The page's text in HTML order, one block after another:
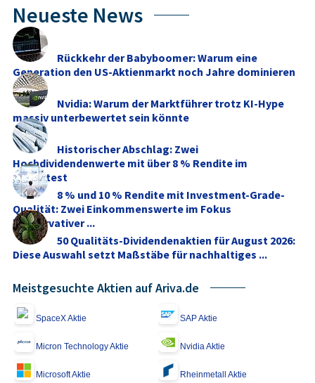
Neueste News
Rückkehr der Babyboomer: Warum eine
Generation den US-Aktienmarkt noch Jahre dominieren
dürfte
Nvidia: Warum der Marktführer trotz KI-Hype
massiv unterbewertet sein könnte
Historischer Abschlag: Zwei
Hochdividendenwerte mit über 8 % Rendite im
Stresstest
8 % und 10 % Rendite mit Investment-Grade-
Qualität: Zwei Einkommenswerte im Fokus
konservativer ...
50 Qualitäts-Dividendenaktien für August 2026:
Diese Auswahl setzt Maßstäbe für nachhaltiges ...
Meistgesuchte Aktien auf Ariva.de
SpaceX Aktie SAP Aktie
Micron Technology Aktie Nvidia Aktie
Microsoft Aktie Rheinmetall Aktie